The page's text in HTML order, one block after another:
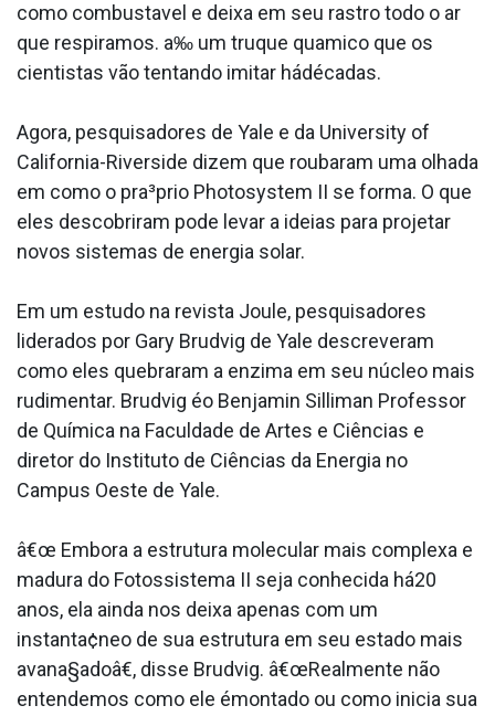
como combusta­vel e deixa em seu rastro todo o ar
que respiramos. a‰ um truque qua­mico que os
cientistas vão tentando imitar hádécadas.
Agora, pesquisadores de Yale e da University of
California-Riverside dizem que roubaram uma olhada
em como o pra³prio Photosystem II se forma. O que
eles descobriram pode levar a ideias para projetar
novos sistemas de energia solar.
Em um estudo na revista Joule, pesquisadores
liderados por Gary Brudvig de Yale descreveram
como eles quebraram a enzima em seu núcleo mais
rudimentar. Brudvig éo Benjamin Silliman Professor
de Quí­mica na Faculdade de Artes e Ciências e
diretor do Instituto de Ciências da Energia no
Campus Oeste de Yale.
â€œ Embora a estrutura molecular mais complexa e
madura do Fotossistema II seja conhecida há20
anos, ela ainda nos deixa apenas com um
instanta¢neo de sua estrutura em seu estado mais
avana§adoâ€, disse Brudvig. â€œRealmente não
entendemos como ele émontado ou como inicia sua